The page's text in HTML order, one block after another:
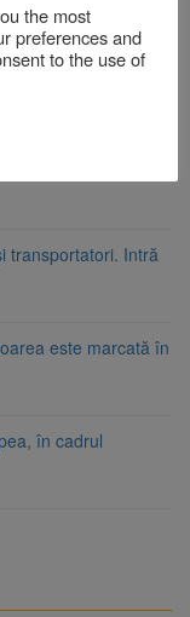
pentru marii
transportatori. Intră
este marcată în
în cadrul
the most
preferences and
to the use of